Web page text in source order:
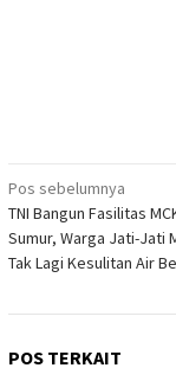
Navigasi
pos
Pos sebelumnya
TNI Bangun Fasilitas
Sumur, Warga Jati-Jati
Tak Lagi Kesulitan Air
POS TERKAIT